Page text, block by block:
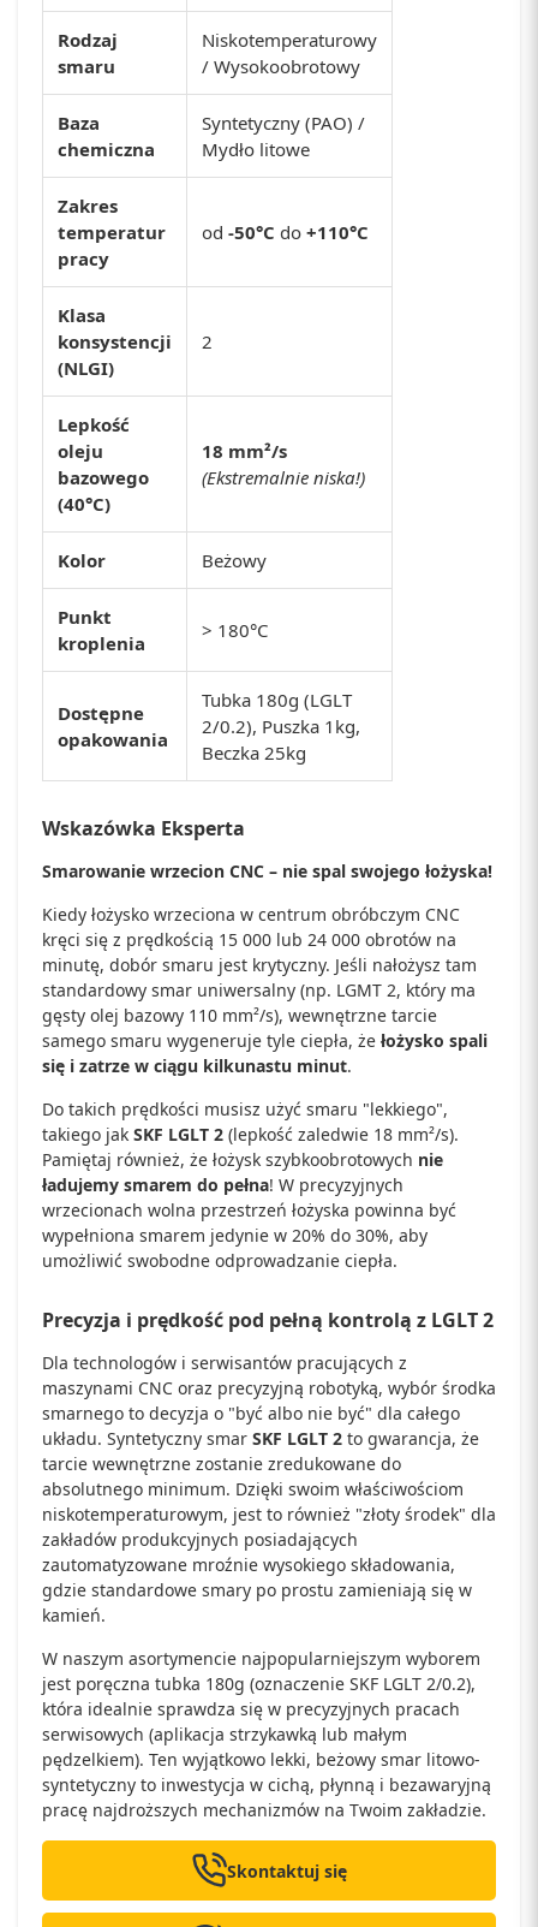
Rodzaj
smaru
Niskotemperaturowy
/ Wysokoobrotowy
Baza
chemiczna
Syntetyczny (PAO) /
Mydło litowe
Zakres
temperatur
pracy
od -50°C do +110°C
Klasa
konsystencji
(NLGI)
2
Lepkość
oleju
bazowego
(40°C)
18 mm²/s
(Ekstremalnie niska!)
Kolor Beżowy
Punkt
kroplenia
> 180°C
Dostępne
opakowania
Tubka 180g (LGLT
2/0.2), Puszka 1kg,
Beczka 25kg
Wskazówka Eksperta
Smarowanie wrzecion CNC – nie spal swojego łożyska!
Kiedy łożysko wrzeciona w centrum obróbczym CNC
kręci się z prędkością 15 000 lub 24 000 obrotów na
minutę, dobór smaru jest krytyczny. Jeśli nałożysz tam
standardowy smar uniwersalny (np. LGMT 2, który ma
gęsty olej bazowy 110 mm²/s), wewnętrzne tarcie
samego smaru wygeneruje tyle ciepła, że łożysko spali
się i zatrze w ciągu kilkunastu minut.
Do takich prędkości musisz użyć smaru "lekkiego",
takiego jak SKF LGLT 2 (lepkość zaledwie 18 mm²/s).
Pamiętaj również, że łożysk szybkoobrotowych nie
ładujemy smarem do pełna! W precyzyjnych
wrzecionach wolna przestrzeń łożyska powinna być
wypełniona smarem jedynie w 20% do 30%, aby
umożliwić swobodne odprowadzanie ciepła.
Precyzja i prędkość pod pełną kontrolą z LGLT 2
Dla technologów i serwisantów pracujących z
maszynami CNC oraz precyzyjną robotyką, wybór środka
smarnego to decyzja o "być albo nie być" dla całego
układu. Syntetyczny smar SKF LGLT 2 to gwarancja, że
tarcie wewnętrzne zostanie zredukowane do
absolutnego minimum. Dzięki swoim właściwościom
niskotemperaturowym, jest to również "złoty środek" dla
zakładów produkcyjnych posiadających
zautomatyzowane mroźnie wysokiego składowania,
gdzie standardowe smary po prostu zamieniają się w
kamień.
W naszym asortymencie najpopularniejszym wyborem
jest poręczna tubka 180g (oznaczenie SKF LGLT 2/0.2),
która idealnie sprawdza się w precyzyjnych pracach
serwisowych (aplikacja strzykawką lub małym
pędzelkiem). Ten wyjątkowo lekki, beżowy smar litowo-
syntetyczny to inwestycja w cichą, płynną i bezawaryjną
pracę najdroższych mechanizmów na Twoim zakładzie.
Skontaktuj się